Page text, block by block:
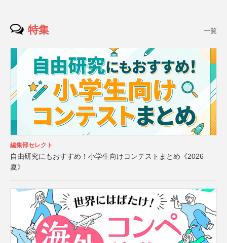
特集 一覧
編集部セレクト
自由研究にもおすすめ！小学生向けコンテストまとめ《2026
夏》